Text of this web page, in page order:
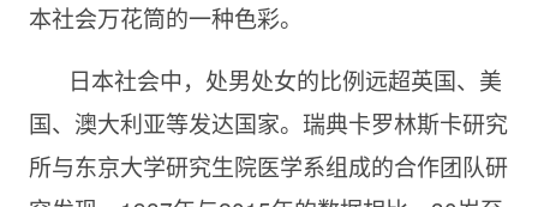
本社会万花筒的一种色彩。
日本社会中，处男处女的比例远超英国、美
国、澳大利亚等发达国家。瑞典卡罗林斯卡研究
所与东京大学研究生院医学系组成的合作团队研